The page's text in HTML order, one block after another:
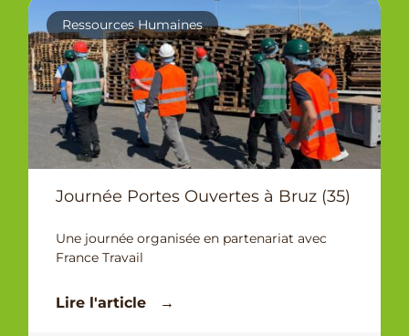
Ressources Humaines
Journée Portes Ouvertes à Bruz (35)
Une journée organisée en partenariat avec
France Travail
Lire l'article